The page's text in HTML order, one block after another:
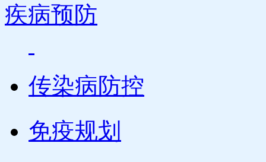
疾病预防
传染病防控
免疫规划